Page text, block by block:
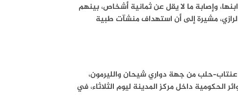
وإصابة ما لا يقل عن ثمانية أشخاص، بينهم
مشيرة إلى أن استهداف منشآت طبية
من جهة دواري شيحان والليرمون،
الحكومية داخل مركز المدينة ليوم الثلاثاء، في